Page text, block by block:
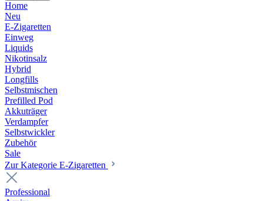
Home
Neu
E-Zigaretten
Einweg
Liquids
Nikotinsalz
Hybrid
Longfills
Selbstmischen
Prefilled Pod
Akkuträger
Verdampfer
Selbstwickler
Zubehör
Sale
Zur Kategorie E-Zigaretten
Professional